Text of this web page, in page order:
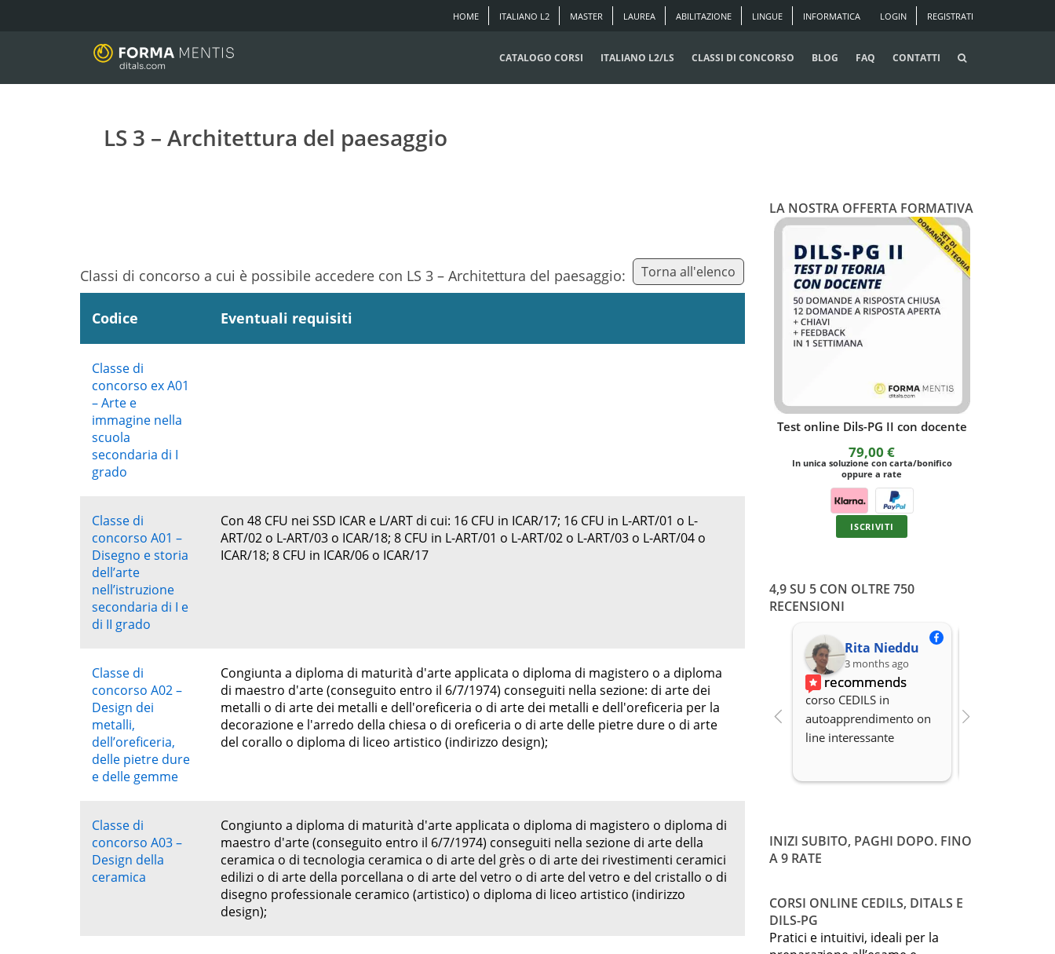
LOGIN REGISTRATI
HOME ITALIANO L2 MASTER LAUREA ABILITAZIONE LINGUE INFORMATICA
CATALOGO CORSI ITALIANO L2/LS CLASSI DI CONCORSO BLOG FAQ CONTATTI
LS 3 – Architettura del paesaggio
Torna all'elenco
Classi di concorso a cui è possibile accedere con LS 3 – Architettura del paesaggio:
Codice Eventuali requisiti
Classe di
concorso ex A01
– Arte e
immagine nella
scuola
secondaria di I
grado
Classe di
concorso A01 –
Disegno e storia
dell’arte
nell’istruzione
secondaria di I e
di II grado
Con 48 CFU nei SSD ICAR e L/ART di cui: 16 CFU in ICAR/17; 16 CFU in L-ART/01 o L-
ART/02 o L-ART/03 o ICAR/18; 8 CFU in L-ART/01 o L-ART/02 o L-ART/03 o L-ART/04 o
ICAR/18; 8 CFU in ICAR/06 o ICAR/17
Classe di
concorso A02 –
Design dei
metalli,
dell’oreficeria,
delle pietre dure
e delle gemme
Congiunta a diploma di maturità d'arte applicata o diploma di magistero o a diploma
di maestro d'arte (conseguito entro il 6/7/1974) conseguiti nella sezione: di arte dei
metalli o di arte dei metalli e dell'oreficeria o di arte dei metalli e dell'oreficeria per la
decorazione e l'arredo della chiesa o di oreficeria o di arte delle pietre dure o di arte
del corallo o diploma di liceo artistico (indirizzo design);
Classe di
concorso A03 –
Design della
ceramica
Congiunto a diploma di maturità d'arte applicata o diploma di magistero o diploma di
maestro d'arte (conseguito entro il 6/7/1974) conseguiti nella sezione di arte della
ceramica o di tecnologia ceramica o di arte del grès o di arte dei rivestimenti ceramici
edilizi o di arte della porcellana o di arte del vetro o di arte del vetro e del cristallo o di
disegno professionale ceramico (artistico) o diploma di liceo artistico (indirizzo
design);
LA NOSTRA OFFERTA FORMATIVA
Test online Dils-PG II con docente
79,00€
In unica soluzione con carta/bonifico
oppure a rate
ISCRIVITI
4,9 SU 5 CON OLTRE 750
RECENSIONI
Rita Nieddu
3 months ago
recommends
corso CEDILS in
autoapprendimento on
line interessante
INIZI SUBITO, PAGHI DOPO. FINO
A 9 RATE
CORSI ONLINE CEDILS, DITALS E
DILS-PG
Pratici e intuitivi, ideali per la